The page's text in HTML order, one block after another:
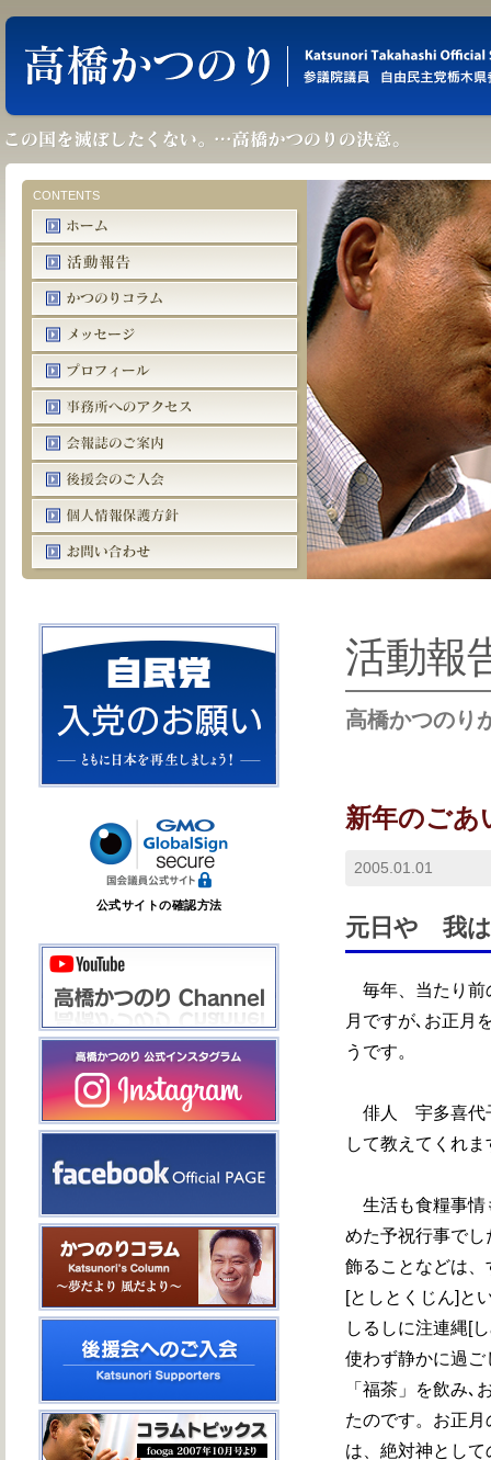
CONTENTS
活動報
高橋かつのり
新年のごあ
2005.01.01
元日や 我
毎年、当たり前
月ですが､お正月
うです。
俳人 宇多喜代
して教えてくれま
生活も食糧事情
めた予祝行事で
飾ることなどは
[としとくじん]と
しるしに注連縄[
使わず静かに過
「福茶」を飲み､
たのです。お正
は、絶対神とし
公式サイトの確認方法